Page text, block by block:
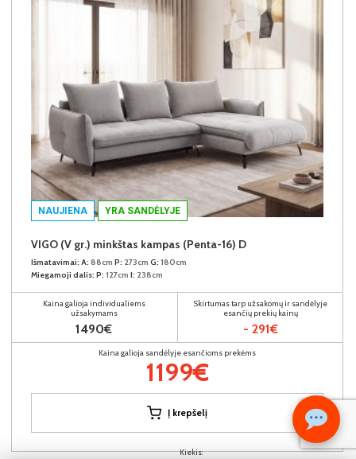
Kiekis:
NAUJIENA YRA SANDĖLYJE
VIGO (V gr.) minkštas kampas (Penta-16) D
Išmatavimai: A: 88cm P: 273cm G: 180cm
Miegamoji dalis: P: 127cm I: 238cm
Kaina galioja individualiems
užsakymams
1490€
Skirtumas tarp užsakomų ir sandėlyje
esančių prekių kainų
- 291€
Kaina galioja sandėlyje esančioms prekėms
1199€
Į krepšelį